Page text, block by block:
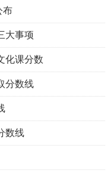
布
大事项
化课分数
分数线
数线